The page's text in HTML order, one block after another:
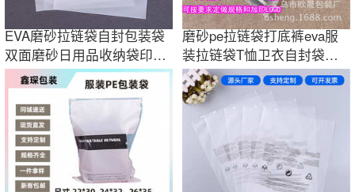
EVA磨砂拉链袋自封包装袋
双面磨砂日用品收纳袋印刷
LOGO厂家直销
磨砂pe拉链袋打底裤eva服
装拉链袋T恤卫衣自封袋透
明磨砂袋现货